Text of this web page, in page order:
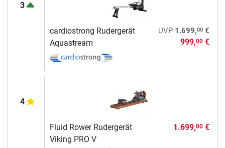
3
cardiostrong Rudergerät
Aquastream
UVP 1.699,00€
999,00€
4
Fluid Rower Rudergerät
Viking PRO V
1.699,00€